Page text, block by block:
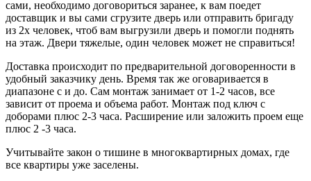
сами, необходимо договориться заранее, к вам поедет
доставщик и вы сами сгрузите дверь или отправить бригаду
из 2х человек, чтоб вам выгрузили дверь и помогли поднять
на этаж. Двери тяжелые, один человек может не справиться!
Доставка происходит по предварительной договоренности в
удобный заказчику день. Время так же оговаривается в
диапазоне с и до. Сам монтаж занимает от 1-2 часов, все
зависит от проема и объема работ. Монтаж под ключ с
доборами плюс 2-3 часа. Расширение или заложить проем еще
плюс 2 -3 часа.
Учитывайте закон о тишине в многоквартирных домах, где
все квартиры уже заселены.